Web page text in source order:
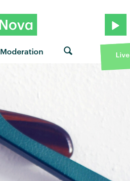
Moderation Live